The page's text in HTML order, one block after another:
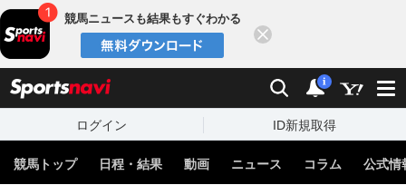
競馬ニュースも結果もすぐわかる
検索 通知
i
ログイン ID新規取得
競馬トップ 日程・結果 動画 ニュース コラム 公式情